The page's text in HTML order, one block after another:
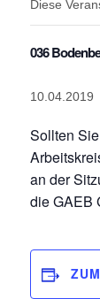
Diese
036
10.04.2019
Sollten
an der
die GAEB